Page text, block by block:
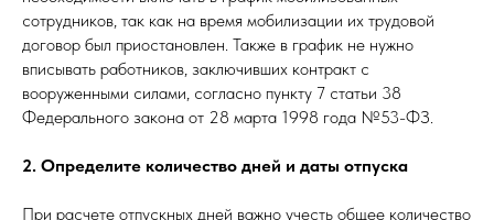
сотрудников, так как на время мобилизации их трудовой
договор был приостановлен. Также в график не нужно
вписывать работников, заключивших контракт с
вооруженными силами, согласно пункту 7 статьи 38
Федерального закона от 28 марта 1998 года №53-ФЗ.
2. Определите количество дней и даты отпуска
При расчете отпускных дней важно учесть общее количество